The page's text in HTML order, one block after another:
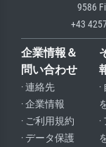
9586
+43
企業情報＆
問い合わせ
· 連絡先
· 企業情報
· ご利用規約
· データ保護